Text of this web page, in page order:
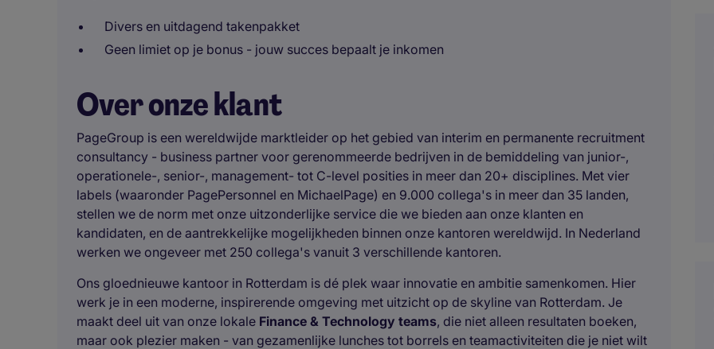
Divers en uitdagend takenpakket
Geen limiet op je bonus - jouw succes bepaalt je inkomen
Over onze klant
PageGroup is een wereldwijde marktleider op het gebied van interim en permanente recruitment
consultancy - business partner voor gerenommeerde bedrijven in de bemiddeling van junior-,
operationele-, senior-, management- tot C-level posities in meer dan 20+ disciplines. Met vier
labels (waaronder PagePersonnel en MichaelPage) en 9.000 collega's in meer dan 35 landen,
stellen we de norm met onze uitzonderlijke service die we bieden aan onze klanten en
kandidaten, en de aantrekkelijke mogelijkheden binnen onze kantoren wereldwijd. In Nederland
werken we ongeveer met 250 collega's vanuit 3 verschillende kantoren.
Ons gloednieuwe kantoor in Rotterdam is dé plek waar innovatie en ambitie samenkomen. Hier
werk je in een moderne, inspirerende omgeving met uitzicht op de skyline van Rotterdam. Je
maakt deel uit van onze lokale Finance & Technology teams, die niet alleen resultaten boeken,
maar ook plezier maken - van gezamenlijke lunches tot borrels en teamactiviteiten die je niet wilt